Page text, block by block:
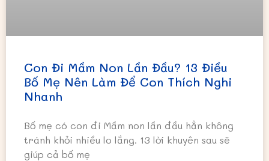
Con Đi Mầm Non Lần Đầu? 13 Điều
Bố Mẹ Nên Làm Để Con Thích Nghi
Nhanh
Bố mẹ có con đi Mầm non lần đầu hẳn không
tránh khỏi nhiều lo lắng. 13 lời khuyên sau sẽ
giúp cả bố mẹ